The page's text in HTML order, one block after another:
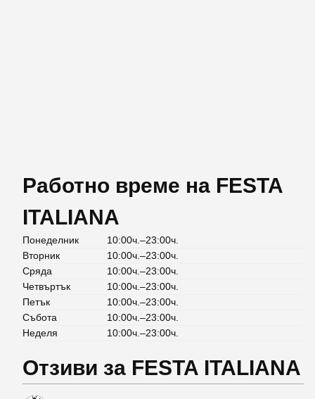
Работно време на FESTA
ITALIANA
Понеделник
10:00ч.–23:00ч.
Вторник
10:00ч.–23:00ч.
Сряда
10:00ч.–23:00ч.
Четвъртък
10:00ч.–23:00ч.
Петък
10:00ч.–23:00ч.
Събота
10:00ч.–23:00ч.
Неделя
10:00ч.–23:00ч.
Отзиви за FESTA ITALIANA